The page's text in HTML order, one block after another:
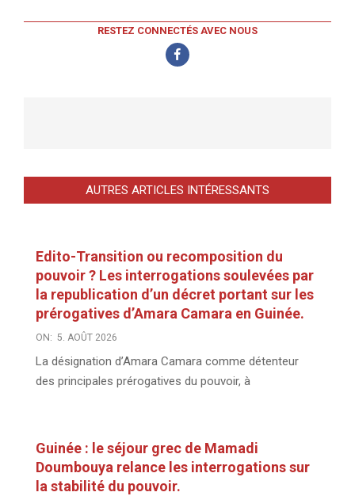
RESTEZ CONNECTÉS AVEC NOUS
AUTRES ARTICLES INTÉRESSANTS
Edito-Transition ou recomposition du
pouvoir ? Les interrogations soulevées par
la republication d’un décret portant sur les
prérogatives d’Amara Camara en Guinée.
ON: 5. AOÛT 2026
La désignation d’Amara Camara comme détenteur
des principales prérogatives du pouvoir, à
Guinée : le séjour grec de Mamadi
Doumbouya relance les interrogations sur
la stabilité du pouvoir.